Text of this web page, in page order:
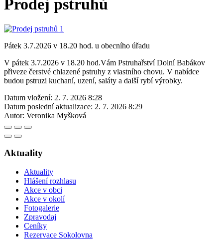
Prodej pstruhů
Pátek 3.7.2026 v 18.20 hod. u obecního úřadu
V pátek 3.7.2026 v 18.20 hod.Vám Pstruhařství Dolní Babákov
přiveze čerstvé chlazené pstruhy z vlastního chovu. V nabídce
budou pstruzi kuchaní, uzení, saláty a další rybí výrobky.
Datum vložení: 2. 7. 2026 8:28
Datum poslední aktualizace: 2. 7. 2026 8:29
Autor: Veronika Myšková
Aktuality
Aktuality
Hlášení rozhlasu
Akce v obci
Akce v okolí
Fotogalerie
Zpravodaj
Ceníky
Rezervace Sokolovna